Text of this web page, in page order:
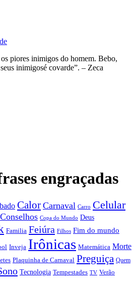
piores inimigos do homem. Bebo,
inimigosé covarde”. – Zeca
engraçadas
Calor Carnaval Carro Celular
Conselhos Copa do Mundo Deus
Familia Feiúra Filhos Fim do mundo
Inveja Irônicas Matemática Morte
Plaquinha de Carnaval Preguiça Quem
Tecnologia Tempestades TV Verão